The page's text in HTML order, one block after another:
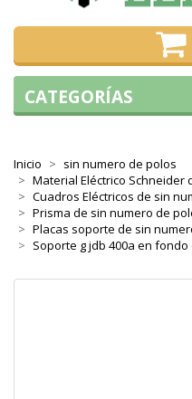
Inicio
sin numero de polos
Material Eléctrico Schneider
Cuadros Eléctricos de sin
Prisma de sin numero de
Placas soporte de sin
Soporte g jdb 400a en fondo
CATEGORÍAS